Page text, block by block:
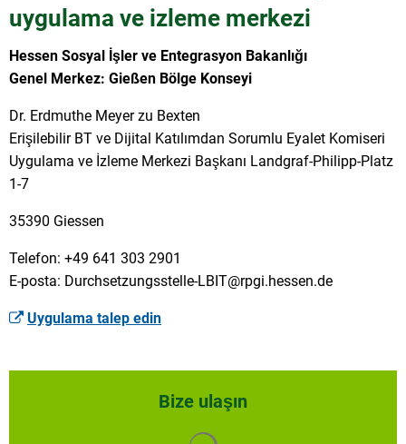
uygulama ve izleme merkezi
Hessen Sosyal İşler ve Entegrasyon Bakanlığı
Genel Merkez: Gießen Bölge Konseyi
Dr. Erdmuthe Meyer zu Bexten
Erişilebilir BT ve Dijital Katılımdan Sorumlu Eyalet Komiseri
Uygulama ve İzleme Merkezi Başkanı Landgraf-Philipp-Platz
1-7
35390 Giessen
Telefon: +49 641 303 2901
E-posta: Durchsetzungsstelle-LBIT@rpgi.hessen.de
Uygulama talep edin
Bize ulaşın